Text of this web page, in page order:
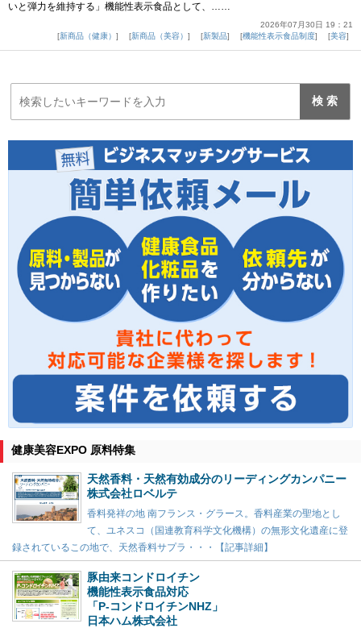
いと弾力を維持する」機能性表示食品として、……
2026年07月30日 19：21
新商品（健康）
新商品（美容） 新製品 機能性表示食品制度 美容
健康美容EXPO 原料特集
天然香料・天然有効成分のリーディングカンパニー
株式会社ロベルテ
香料発祥の地 南フランス・グラース。香料産業の聖地とし
て、ユネスコ（国連教育科学文化機構）の無形文化遺産に登
録されているこの地で、天然香料サプラ・・・【記事詳細】
豚由来コンドロイチン
機能性表示食品対応
「P-コンドロイチンNHZ」
日本ハム株式会社